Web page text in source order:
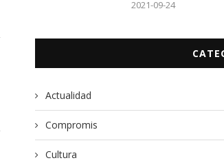
2021-09-24
Actualidad
Compromis
Cultura